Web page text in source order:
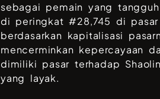
sebagai pemain yang
di peringkat #28,745 di
berdasarkan kapitalisasi
mencerminkan kepercayaan
dimiliki pasar terhadap Shaolin
yang layak.